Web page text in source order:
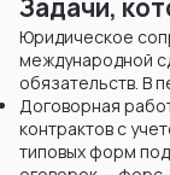
Задачи,
Юридическое
международной
обязательств. В
Договорная
контрактов с
типовых форм